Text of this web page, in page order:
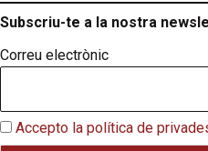
Subscriu-te a la nostra
Correu electrònic
Accepto la política de